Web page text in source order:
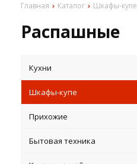
Главная Каталог Шкафы-купе
Распашные
Кухни
Шкафы-купе
Прихожие
Бытовая техника